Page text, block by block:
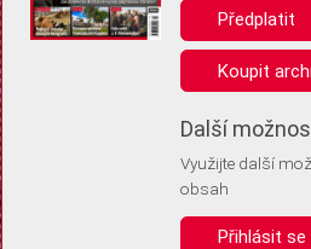
uložením volitelných informací:
Anonymní unikátní ID
Díky němu příště poznáme, že se jedná o
Identifikátor je zcela anonymní.
Vaše souhlasy a odmítnutí si ukládáme
vás už příště znovu neptali. Můžete je
Předplatit
Koupit
Další
Využijte další
obsah
Přihlásit se